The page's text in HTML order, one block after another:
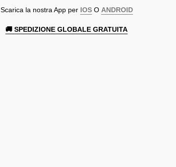
Scarica la nostra App per IOSO ANDROID
🚚 SPEDIZIONE GLOBALE GRATUITA